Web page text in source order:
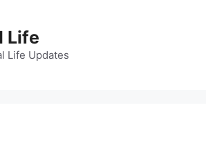
Life
Life Updates